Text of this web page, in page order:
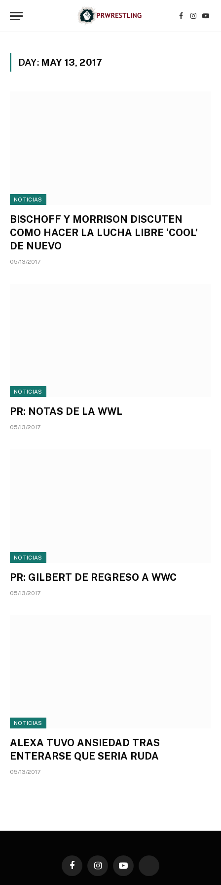
Facebook
DAY: MAY 13, 2017
NOTICIAS
BISCHOFF Y MORRISON DISCUTEN
COMO HACER LA LUCHA LIBRE ‘COOL’
DE NUEVO
05/13/2017
NOTICIAS
PR: NOTAS DE LA WWL
05/13/2017
NOTICIAS
PR: GILBERT DE REGRESO A WWC
05/13/2017
NOTICIAS
ALEXA TUVO ANSIEDAD TRAS
ENTERARSE QUE SERIA RUDA
05/13/2017
FacebookInstagramYouTube TikTok